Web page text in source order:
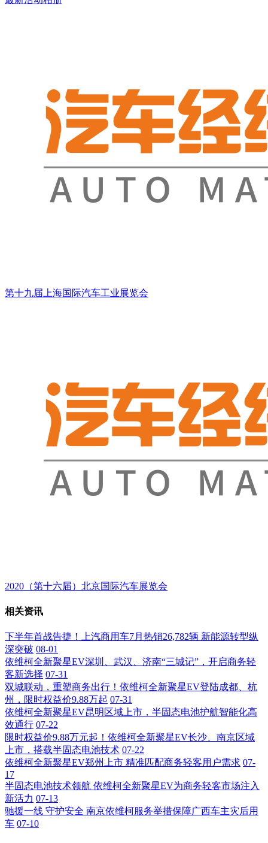
第十九届上海国际汽车工业展览会
2020（第十六届）北京国际汽车展览会
相关资讯
下半年首战告捷！上汽商用车7月热销26,782辆 新能源转型纵
深突破 08-01
依维柯全新聚星EV深圳、武汉、济南“三城记”，开启商务轻
客新选择 07-31
双城联动，重塑商务出行！依维柯全新聚星EV登陆成都、杭
州，限时权益价9.88万起 07-31
依维柯全新聚星EV昆明区域上市，半固态电池护航智能化高
效通行 07-22
限时权益价9.88万元起！依维柯全新聚星EV长沙、南京区域
上市，搭载半固态电池技术 07-22
依维柯全新聚星EV郑州上市 精准匹配商务轻客用户需求 07-
17
半固态电池技术领航 依维柯全新聚星EV为商务轻客市场注入
新活力 07-13
驰援一线 守护安全 南京依维柯服务举措保障广西车主灾后用
车 07-10